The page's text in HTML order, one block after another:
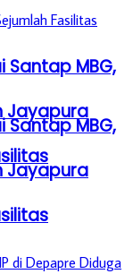
Santap MBG,
Jayapura
Santap MBG,
Jayapura